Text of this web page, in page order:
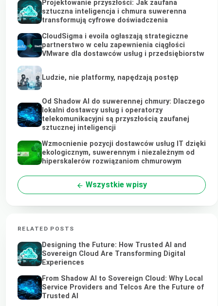
Projektowanie przyszłości: Jak zaufana
sztuczna inteligencja i chmura suwerenna
transformują cyfrowe doświadczenia
CloudSigma i evoila ogłaszają strategiczne
partnerstwo w celu zapewnienia ciągłości
VMware dla dostawców usług i przedsiębiorstw
Ludzie, nie platformy, napędzają postęp
Od Shadow AI do suwerennej chmury: Dlaczego
lokalni dostawcy usług i operatorzy
telekomunikacyjni są przyszłością zaufanej
sztucznej inteligencji
Wzmocnienie pozycji dostawców usług IT dzięki
ekologicznym, suwerennym i niezależnym od
hiperskalerów rozwiązaniom chmurowym
Wszystkie wpisy
RELATED POSTS
Designing the Future: How Trusted AI and
Sovereign Cloud Are Transforming Digital
Experiences
From Shadow AI to Sovereign Cloud: Why Local
Service Providers and Telcos Are the Future of
Trusted AI